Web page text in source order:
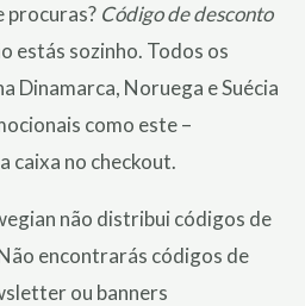
procuras? Código de desconto
estás sozinho. Todos os
Dinamarca, Noruega e Suécia
como este –
caixa no checkout.
não distribui códigos de
encontrarás códigos de
ou banners